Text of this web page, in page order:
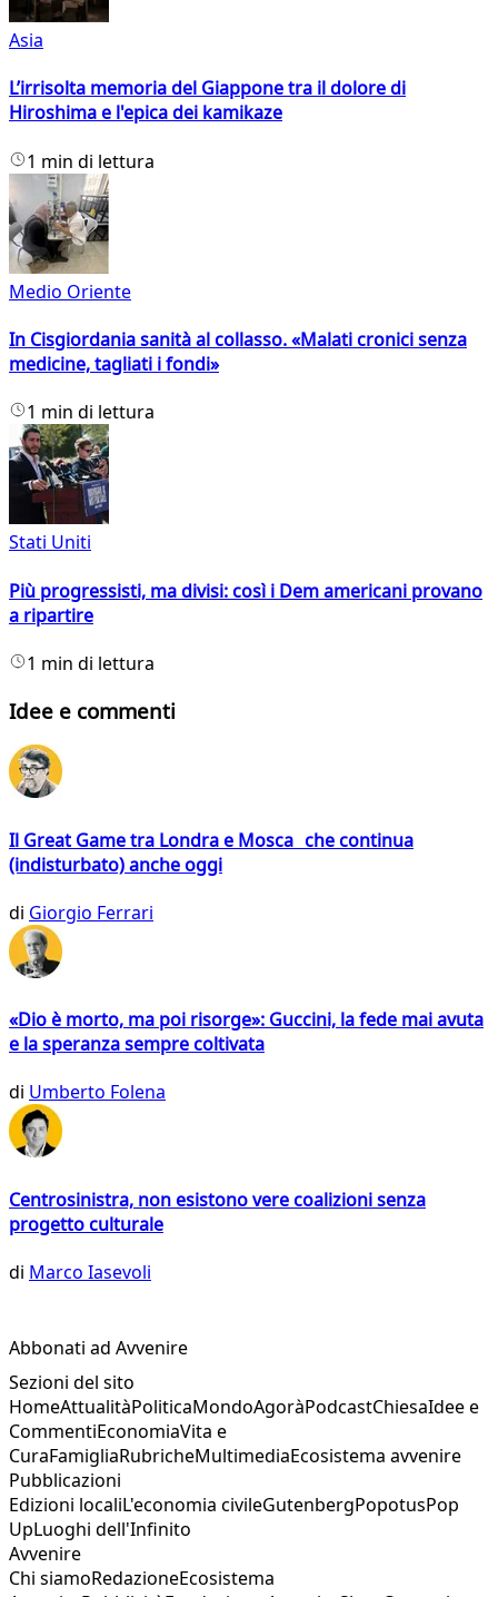
Asia
L’irrisolta memoria del Giappone tra il dolore di
Hiroshima e l'epica dei kamikaze
1 min di lettura
Medio Oriente
In Cisgiordania sanità al collasso. «Malati cronici senza
medicine, tagliati i fondi»
1 min di lettura
Stati Uniti
Più progressisti, ma divisi: così i Dem americani provano
a ripartire
1 min di lettura
Idee e commenti
Il Great Game tra Londra e Mosca che continua
(indisturbato) anche oggi
di Giorgio Ferrari
«Dio è morto, ma poi risorge»: Guccini, la fede mai avuta
e la speranza sempre coltivata
di Umberto Folena
Centrosinistra, non esistono vere coalizioni senza
progetto culturale
di Marco Iasevoli
Abbonati ad Avvenire
Sezioni del sito
HomeAttualitàPoliticaMondoAgoràPodcastChiesaIdee e
CommentiEconomiaVita e
CuraFamigliaRubricheMultimediaEcosistema avvenire
Pubblicazioni
Edizioni localiL'economia civileGutenbergPopotusPop
UpLuoghi dell'Infinito
Avvenire
Chi siamoRedazioneEcosistema